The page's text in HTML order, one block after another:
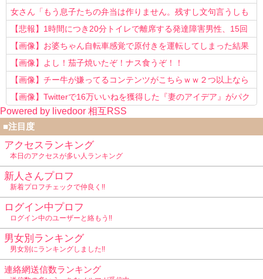
ｗｗｗｗ
女さん「もう息子たちの弁当は作りません。残すし文句言うしも
う知らない！」
【悲報】1時間につき20分トイレで離席する発達障害男性、15回
以上転職を重ねてしまう
【画像】お婆ちゃん自転車感覚で原付きを運転してしまった結果
www
【画像】よし！茄子焼いたぞ！ナス食うぞ！！
【画像】チー牛が嫌ってるコンテンツがこちらｗｗ２つ以上なら
確定ｗｗ
【画像】Twitterで16万いいねを獲得した『妻のアイデア』がパク
リで草www
Powered by livedoor 相互RSS
■注目度
アクセスランキング
本日のアクセスが多い人ランキング
新人さんプロフ
新着プロフチェックで仲良く!!
ログイン中プロフ
ログイン中のユーザーと絡もう!!
男女別ランキング
男女別にランキングしました!!
連絡網送信数ランキング